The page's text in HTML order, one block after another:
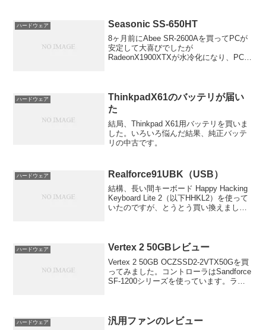
ハードウェア Seasonic SS-650HT
8ヶ月前にAbee SR-2600Aを買ってPCが
安定して大喜びでしたが
RadeonX1900XTXが水冷化になり、PCが
をつけた...
ハードウェア
ThinkpadX61のバッテリが届い
た
結局、Thinkpad X61用バッテリを買いま
した。いろいろ悩んだ結果、純正バッテ
リの中古です。
ハードウェア Realforce91UBK（USB）
結構、長い間キーボード Happy Hacking
Keyboard Lite 2（以下HHKL2）を使って
いたのですが、とうとう買い換えまし
ハードウェア Vertex 2 50GBレビュー
Vertex 2 50GB OCZSSD2-2VTX50Gを買
ってみました。コントローラはSandforce
SF-1200シリーズを使っています。ラン
ハードウェア 汎用ファンのレビュー